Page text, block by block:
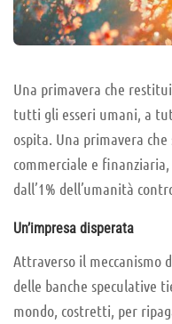
Una primavera che
tutti gli esseri umani, a
ospita. Una primavera
commerciale e
dall’1% dell’umanità
Un’impresa disperata
Attraverso il meccanismo
delle banche speculative
mondo, costretti, per